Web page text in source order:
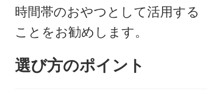
時間帯のおやつとして活用する
ことをお勧めします。
選び方のポイント